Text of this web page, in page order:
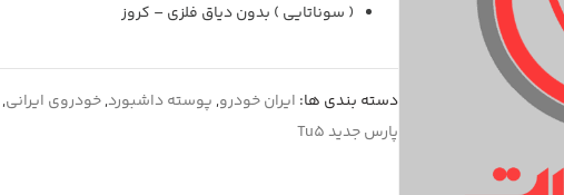
( سوناتایی ) بدون دیاق فلزی – کروز
دسته بندی ها: ایران خودرو,پوسته داشبورد,خودروی ایرانی,
پارس جدید Tu5